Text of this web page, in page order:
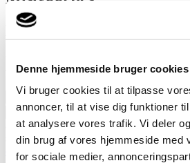
Denne hjemmeside bruger cookies
Vi bruger cookies til at tilpasse
annoncer, til at vise dig funktioner
at analysere vores trafik. Vi deler
din brug af vores hjemmeside med
for sociale medier,
Book et hjemmebesøg
varmepumpe!
accepterer, at Thermia registrerer mine
sag.* Læs mere om, hvordan Thermia
data